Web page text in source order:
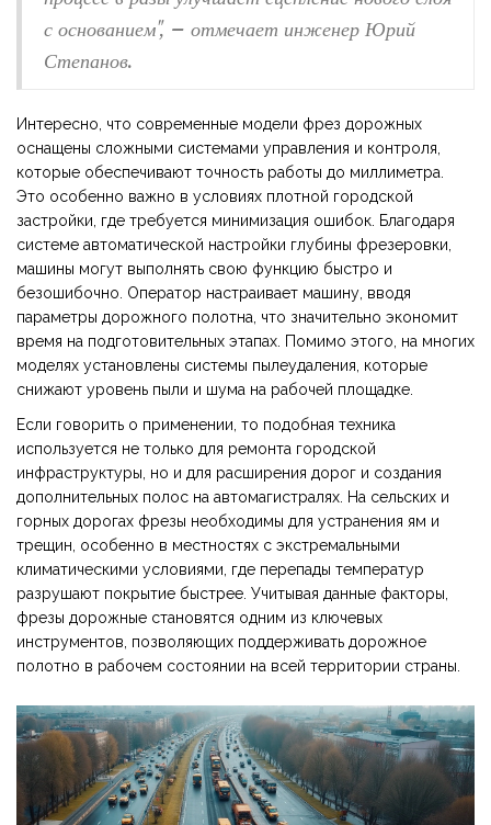
с основанием", – отмечает инженер Юрий
Степанов.
Интересно, что современные модели фрез дорожных
оснащены сложными системами управления и контроля,
которые обеспечивают точность работы до миллиметра.
Это особенно важно в условиях плотной городской
застройки, где требуется минимизация ошибок. Благодаря
системе автоматической настройки глубины фрезеровки,
машины могут выполнять свою функцию быстро и
безошибочно. Оператор настраивает машину, вводя
параметры дорожного полотна, что значительно экономит
время на подготовительных этапах. Помимо этого, на многих
моделях установлены системы пылеудаления, которые
снижают уровень пыли и шума на рабочей площадке.
Если говорить о применении, то подобная техника
используется не только для ремонта городской
инфраструктуры, но и для расширения дорог и создания
дополнительных полос на автомагистралях. На сельских и
горных дорогах фрезы необходимы для устранения ям и
трещин, особенно в местностях с экстремальными
климатическими условиями, где перепады температур
разрушают покрытие быстрее. Учитывая данные факторы,
фрезы дорожные становятся одним из ключевых
инструментов, позволяющих поддерживать дорожное
полотно в рабочем состоянии на всей территории страны.